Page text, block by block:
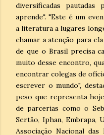
diversificadas
aprende". "Este é um
a literatura a lugares
chamar a atenção para
de que o Brasil precisa
muito desse encontro,
encontrar colegas de
escrever o mundo",
peso que representa
de parcerias como o
Sertão, Iphan, Embrapa,
Associação Nacional